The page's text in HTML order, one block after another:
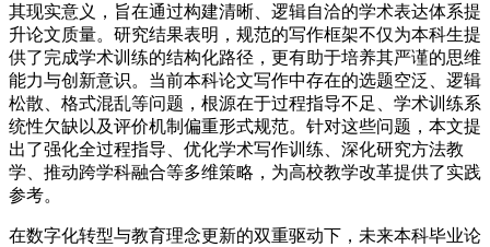
其现实意义，旨在通过构建清晰、逻辑自洽的学术表达体系提
升论文质量。研究结果表明，规范的写作框架不仅为本科生提
供了完成学术训练的结构化路径，更有助于培养其严谨的思维
能力与创新意识。当前本科论文写作中存在的选题空泛、逻辑
松散、格式混乱等问题，根源在于过程指导不足、学术训练系
统性欠缺以及评价机制偏重形式规范。针对这些问题，本文提
出了强化全过程指导、优化学术写作训练、深化研究方法教
学、推动跨学科融合等多维策略，为高校教学改革提供了实践
参考。
在数字化转型与教育理念更新的双重驱动下，未来本科毕业论